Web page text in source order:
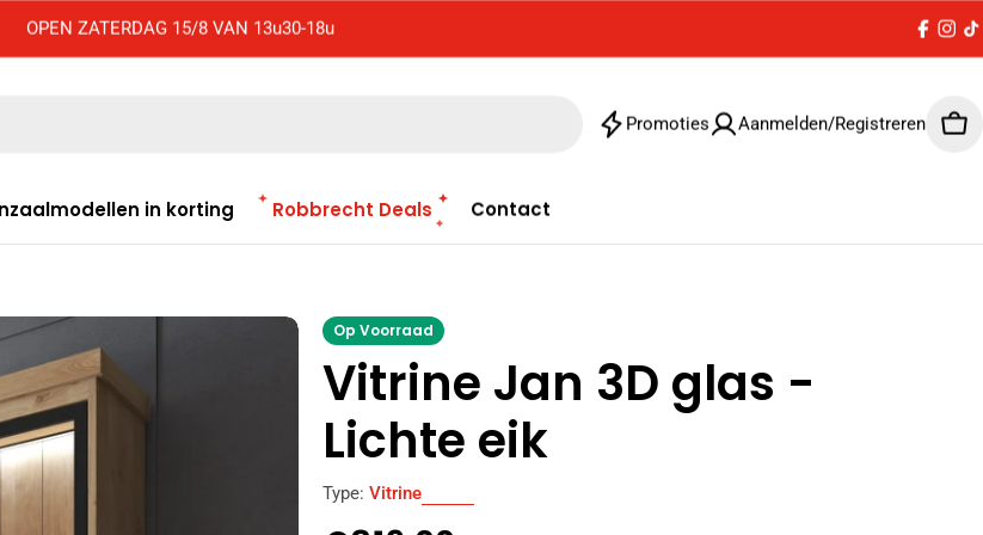
OPEN ZATERDAG 15/8 VAN 13u30-18u
Promoties Aanmelden/Registreren
in korting Robbrecht Deals Contact
Op Voorraad
Vitrine Jan 3D glas -
Lichte eik
Type: Vitrine